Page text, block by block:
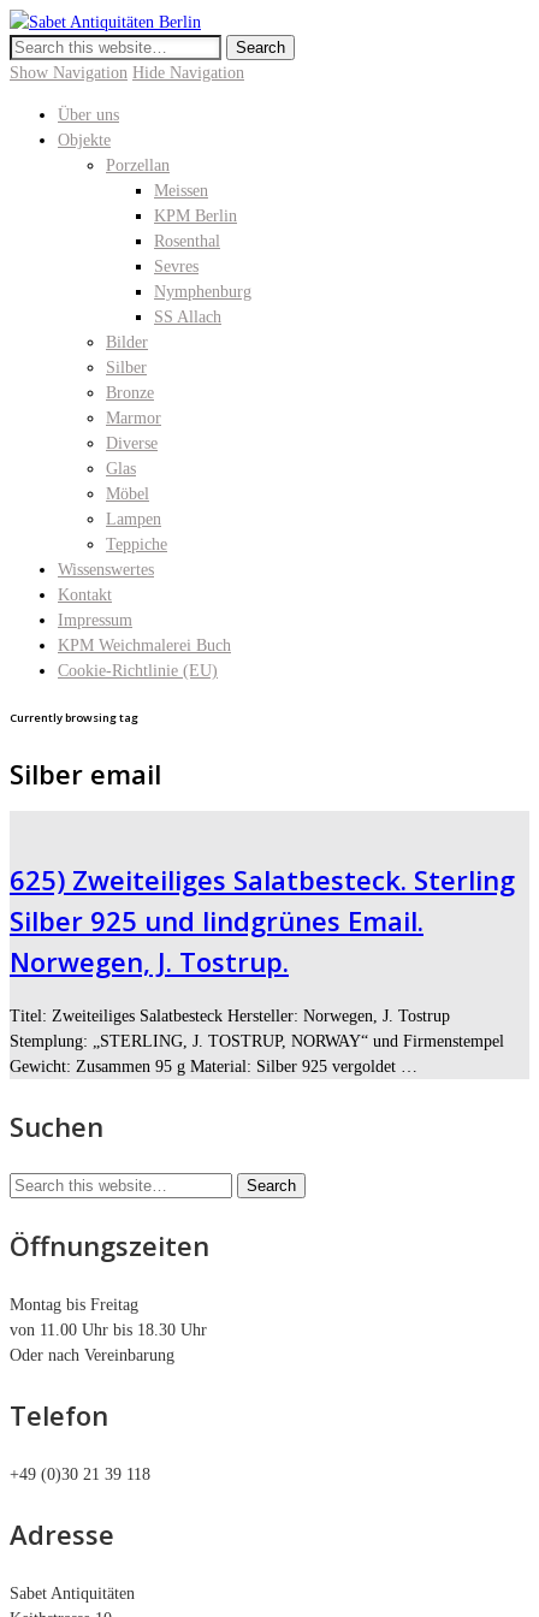
Meissen, KPM Porzellan, Perser- und Chinateppiche I Hochwertige
Antiquitäten in der Keitstrasse 10
Show Navigation Hide Navigation
Über uns
Objekte
Porzellan
Meissen
KPM Berlin
Rosenthal
Sevres
Nymphenburg
SS Allach
Bilder
Silber
Bronze
Marmor
Diverse
Glas
Möbel
Lampen
Teppiche
Wissenswertes
Kontakt
Impressum
KPM Weichmalerei Buch
Cookie-Richtlinie (EU)
Currently browsing tag
Silber email
625) Zweiteiliges Salatbesteck. Sterling
Silber 925 und lindgrünes Email.
Norwegen, J. Tostrup.
Titel: Zweiteiliges Salatbesteck Hersteller: Norwegen, J. Tostrup
Stemplung: „STERLING, J. TOSTRUP, NORWAY“ und Firmenstempel
Gewicht: Zusammen 95 g Material: Silber 925 vergoldet …
Suchen
Öffnungszeiten
Montag bis Freitag
von 11.00 Uhr bis 18.30 Uhr
Oder nach Vereinbarung
Telefon
+49 (0)30 21 39 118
Adresse
Sabet Antiquitäten